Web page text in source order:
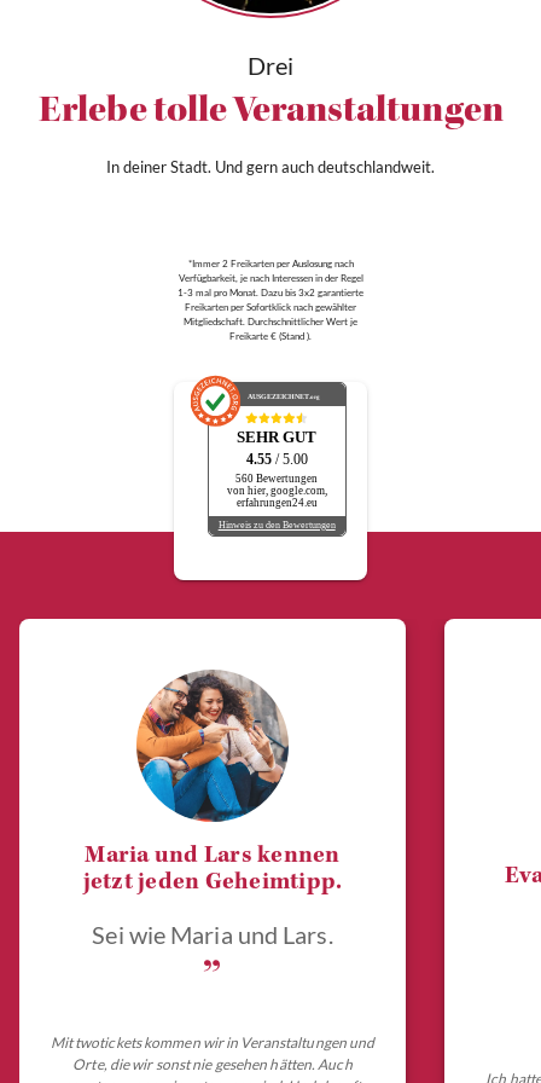
Drei
Erlebe tolle Veranstaltungen
In deiner Stadt. Und gern auch deutschlandweit.
*Immer 2 Freikarten per Auslosung nach
Verfügbarkeit, je nach Interessen in der Regel
1-3 mal pro Monat. Dazu bis 3x2 garantierte
Freikarten per Sofortklick nach gewählter
Mitgliedschaft. Durchschnittlicher Wert je
Freikarte € (Stand ).
AUSGEZEICHNET.org
SEHR GUT
4.55 / 5.00
560 Bewertungen
von hier, google.com,
erfahrungen24.eu
Hinweis zu den Bewertungen
Maria und Lars kennen
jetzt jeden Geheimtipp.
Sei wie Maria und Lars.
„
Mit twotickets kommen wir in Veranstaltungen und
Orte, die wir sonst nie gesehen hätten. Auch
Ich